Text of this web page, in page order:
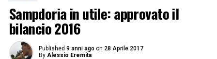
Sampdoria in utile: approvato il
bilancio 2016
Published 9 anni ago on 28 Aprile 2017
By Alessio Eremita